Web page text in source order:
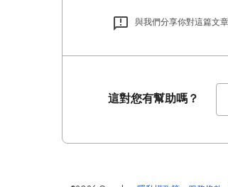
與我們分享你對這篇文
這對您有幫助嗎？